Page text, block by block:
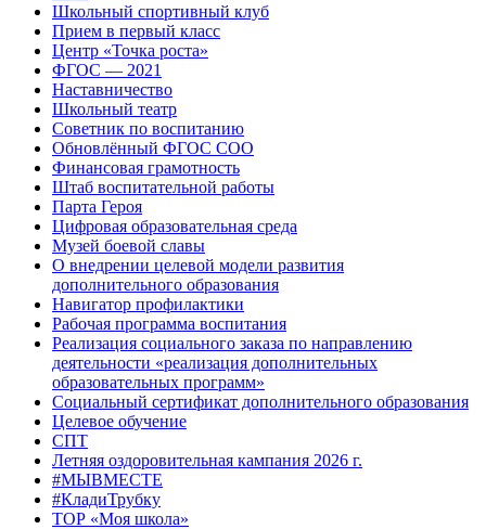
Школьный спортивный клуб
Прием в первый класс
Центр «Точка роста»
ФГОС — 2021
Наставничество
Школьный театр
Советник по воспитанию
Обновлённый ФГОС СОО
Финансовая грамотность
Штаб воспитательной работы
Парта Героя
Цифровая образовательная среда
Музей боевой славы
О внедрении целевой модели развития
дополнительного образования
Навигатор профилактики
Рабочая программа воспитания
Реализация социального заказа по направлению
деятельности «реализация дополнительных
образовательных программ»
Социальный сертификат дополнительного образования
Целевое обучение
СПТ
Летняя оздоровительная кампания 2026 г.
#МЫВМЕСТЕ
#КладиТрубку
ТОР «Моя школа»